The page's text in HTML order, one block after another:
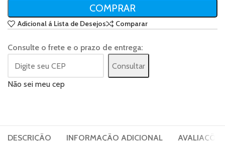
COMPRAR
Adicional á Lista de Desejos Comparar
Consulte o frete e o prazo de entrega:
Consultar
Não sei meu cep
DESCRIÇÃO INFORMAÇÃO ADICIONAL